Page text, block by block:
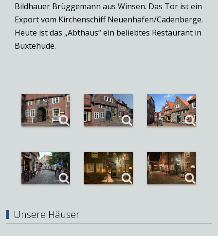
Bildhauer Brüggemann aus Winsen. Das Tor ist ein
Export vom Kirchenschiff Neuenhafen/Cadenberge.
Heute ist das „Abthaus“ ein beliebtes Restaurant in
Buxtehude.
Unsere Häuser